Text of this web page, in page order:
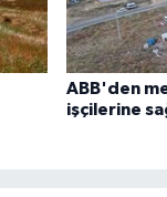
ABB'den
işçilerine